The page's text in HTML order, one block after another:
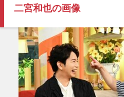
二宮和也の画像